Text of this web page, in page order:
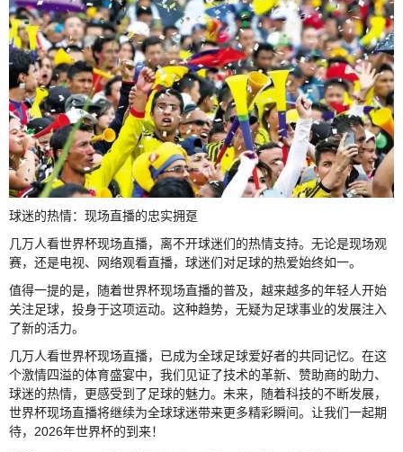
球迷的热情：现场直播的忠实拥趸
几万人看世界杯现场直播，离不开球迷们的热情支持。无论是现场观
赛，还是电视、网络观看直播，球迷们对足球的热爱始终如一。
值得一提的是，随着世界杯现场直播的普及，越来越多的年轻人开始
关注足球，投身于这项运动。这种趋势，无疑为足球事业的发展注入
了新的活力。
几万人看世界杯现场直播，已成为全球足球爱好者的共同记忆。在这
个激情四溢的体育盛宴中，我们见证了技术的革新、赞助商的助力、
球迷的热情，更感受到了足球的魅力。未来，随着科技的不断发展，
世界杯现场直播将继续为全球球迷带来更多精彩瞬间。让我们一起期
待，2026年世界杯的到来！